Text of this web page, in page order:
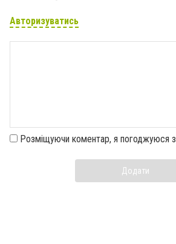
Авторизуватись
Розміщуючи коментар, я погоджуюся з
Додати